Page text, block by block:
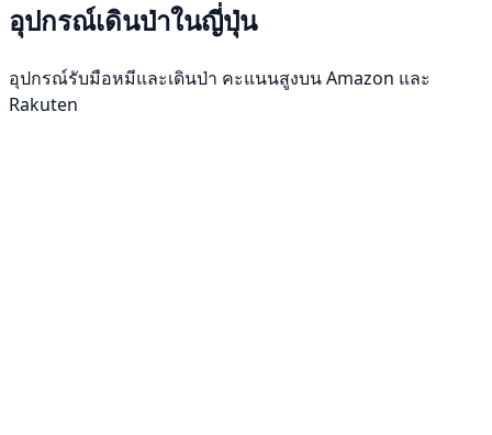
อุปกรณ์เดินป่าในญี่ปุ่น
อุปกรณ์รับมือหมีและเดินป่า คะแนนสูงบน Amazon และ
Rakuten